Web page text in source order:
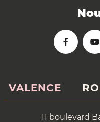
VALENCE
11 boulevard